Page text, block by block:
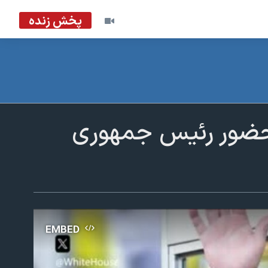
پخش زنده
حضور رئیس جمهوری
EMBED